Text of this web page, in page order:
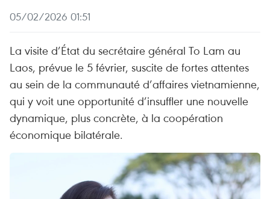
05/02/2026 01:51
La visite d’État du secrétaire général To Lam au
Laos, prévue le 5 février, suscite de fortes attentes
au sein de la communauté d’affaires vietnamienne,
qui y voit une opportunité d’insuffler une nouvelle
dynamique, plus concrète, à la coopération
économique bilatérale.